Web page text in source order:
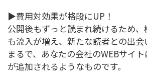
▶費用対効果が格段にUP！
公開後もずっと読まれ続けるため
も流入が増え、新たな読者との出会
まるで、あなたの会社のWEBサイト
が追加されるようなものです。